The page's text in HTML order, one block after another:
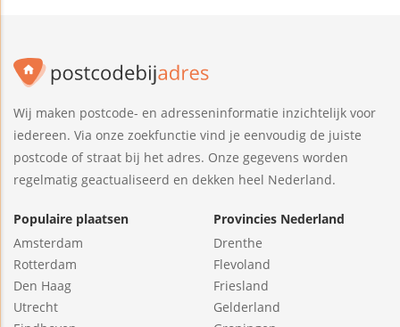
Wij maken postcode- en adresseninformatie inzichtelijk voor
iedereen. Via onze zoekfunctie vind je eenvoudig de juiste
postcode of straat bij het adres. Onze gegevens worden
regelmatig geactualiseerd en dekken heel Nederland.
Populaire plaatsen
Amsterdam
Rotterdam
Den Haag
Utrecht
Provincies Nederland
Drenthe
Flevoland
Friesland
Gelderland